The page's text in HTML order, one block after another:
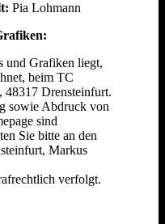
Pia Lohmann
und Grafiken liegt,
beim TC
48317 Drensteinfurt.
sowie Abdruck von
sind
Sie bitte an den
Markus
verfolgt.